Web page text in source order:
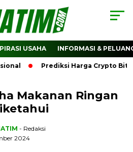
USAHA INFORMASI &
Prediksi Harga Crypto Bitcoin:
Makanan Ringan
- Redaksi
2024